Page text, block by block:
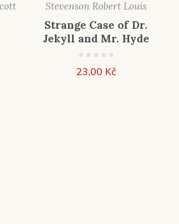
Stevenson Robert Louis
Strange Case of Dr.
Jekyll and Mr. Hyde
23,00 Kč